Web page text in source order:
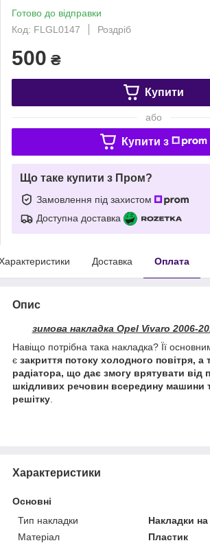
Готово до відправки
Код: FLGL0147
Роздріб
500 ₴
Купити
або
Купити з
Що таке купити з Пром?
Замовлення під захистом
Доступна доставка
Доставка Оплата
Опис
зимова накладка Opel Vivaro 2006-
Навіщо потрібна така накладка? Її
є закриття потоку холодного повітря, а
радіатора, що дає змогу врятувати від
шкідливих речовин всередину машини
решітку
Характеристики
Основні
Тип накладки
Накладки
Матеріал
Пластик